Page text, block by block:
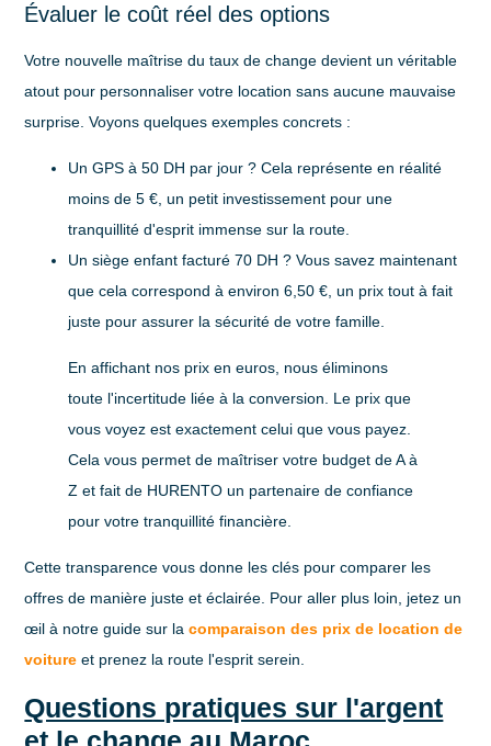
Évaluer le coût réel des options
Votre nouvelle maîtrise du taux de change devient un véritable
atout pour personnaliser votre location sans aucune mauvaise
surprise. Voyons quelques exemples concrets :
Un GPS à 50 DH par jour ? Cela représente en réalité
moins de 5 €, un petit investissement pour une
tranquillité d'esprit immense sur la route.
Un siège enfant facturé 70 DH ? Vous savez maintenant
que cela correspond à environ 6,50 €, un prix tout à fait
juste pour assurer la sécurité de votre famille.
En affichant nos prix en euros, nous éliminons
toute l'incertitude liée à la conversion. Le prix que
vous voyez est exactement celui que vous payez.
Cela vous permet de maîtriser votre budget de A à
Z et fait de HURENTO un partenaire de confiance
pour votre tranquillité financière.
Cette transparence vous donne les clés pour comparer les
offres de manière juste et éclairée. Pour aller plus loin, jetez un
œil à notre guide sur lacomparaison des prix de location de
voiture et prenez la route l'esprit serein.
Questions pratiques sur l'argent